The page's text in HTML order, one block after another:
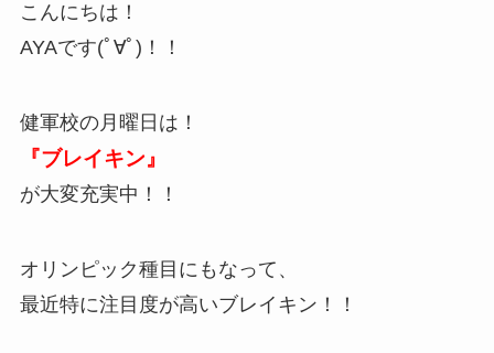
こんにちは！
AYAです(ﾟ∀ﾟ)！！
健軍校の月曜日は！
『ブレイキン』
が大変充実中！！
オリンピック種目にもなって、
最近特に注目度が高いブレイキン！！